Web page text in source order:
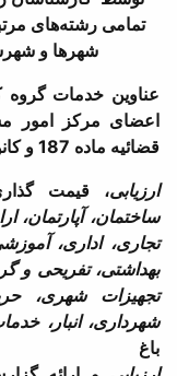
تمامی رشته‌های
شهرها و
عناوین خدمات
اعضای مرکز امور
قضائیه ماده 187 و کانون کارشناسان رسمی دادگستری
ارزیابی، قیمت
ساختمان، آپارتمان،
تجاری، اداری،
بهداشتی، تفریحی و
تجهیزات شهری،
شهرداری، انبار،
باغ